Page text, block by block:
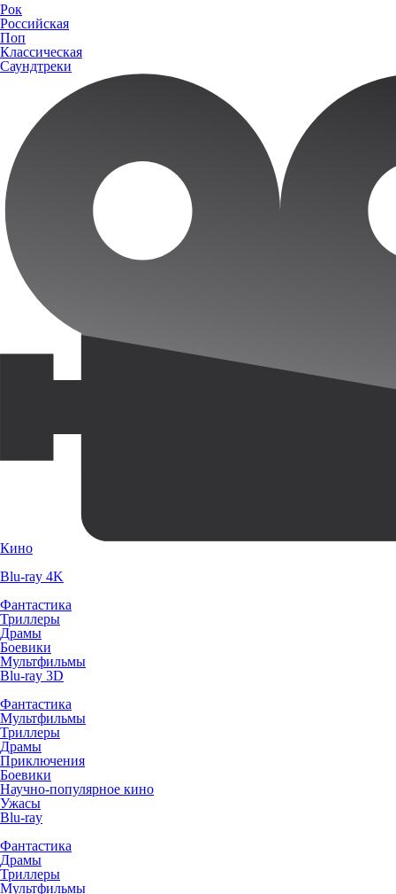
Рок
Российская
Поп
Классическая
Саундтреки
Кино
Blu-ray 4K
Фантастика
Триллеры
Драмы
Боевики
Мультфильмы
Blu-ray 3D
Фантастика
Мультфильмы
Триллеры
Драмы
Приключения
Боевики
Научно-популярное кино
Ужасы
Blu-ray
Фантастика
Драмы
Триллеры
Мультфильмы